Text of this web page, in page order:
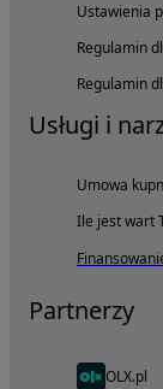
Ustawienia
Regulamin
Regulamin
Usługi i
Umowa
Ile jest wart
Partnerzy
OLX.pl